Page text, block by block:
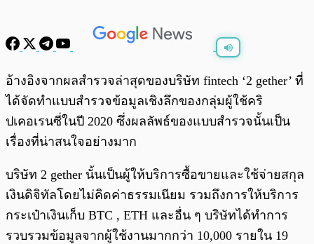
อ้างอิงจากผลสำรวจล่าสุดของบริษัท fintech ‘2 gether’ ที่
ได้จัดทำแบบสำรวจข้อมูลเชิงลึกของกลุ่มผู้ใช้คริ
ปเคอเรนซี่ในปี 2020 ซึ่งผลลัพธ์ของแบบสำรวจนั้นเป็น
เรื่องที่น่าสนใจอย่างมาก
บริษัท 2 gether นั้นเป็นผู้ให้บริการซื้อขายและใช้จ่ายสกุล
เงินดิจิทัลโดยไม่คิดค่าธรรมเนียม รวมถึงการให้บริการ
กระเป๋าเงินเก็บ BTC , ETH และอื่น ๆ บริษัทได้ทำการ
รวบรวมข้อมูลจากผู้ใช้งานมากกว่า 10,000 รายใน 19